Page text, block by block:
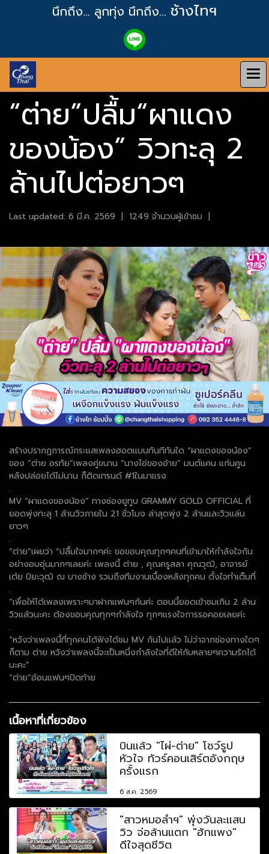
นึกถึง... ลูกทุ่ง นึกถึง... ช้างไทฯ
“ต่าย”ปลื้ม“ผาแดง
ของน้อง” วิวทะลุ 2
ล้านไปต่อยาวๆ
Last updated: 6 มี.ค. 2569 | 1249 จำนวนผู้เข้าชม |
สร้างปรากฏการณ์กระแสเพลงฮอตแบบทันทีทันใด “ผาแดงของน้อง”
ของ “ต่าย อรทัย”เพลงคู่ขนาน “นางไอ่ของอ้าย” มนต์แคน แก่นคูน
หลังปล่อยได้ไม่นาน ก็ติดเทรนด์ #1ในมาแรง
.
MV “ผาแดงของน้อง” ทางช่องยูทูบ GRAMMY GOLD OFFICIAL ที่
ยอดพุ่งทะลุ 1 ล้านวิวภายใน 21 ชั่วโมง ล่าสุดพุ่ง 2 ล้านและวิวแล่น
ยาวๆ
.
“ต่าย”เผยว่า “ปลื้มใจมากๆค่ะ ขอขอบคุณทุกๆคนที่เข้ามาให้กำลังใจกัน
อย่างอบอุ่นมากๆเลยค่ะ เพลงนี้ ต่าย , คุณครูสลา คุณวุฒิ, อาจารย์
เต้ย ปิยะวุฒิ ณ บางช้าง รวมถึงทีมงานเบื้องหลังทุกคน ตั้งใจทำเต็มที่
.
“เพื่อให้ได้เพลงเพราะๆมาฝากแฟนๆกันค่ะ ตอนนี้ยอดเข้าชมเกิน 2 ล้าน
วิวแล้วนะคะ ต้องขอบคุณทุกๆกำลังใจ ทุกๆแรงใจการรอคอยเลยค่ะ
.
“หวังว่าเพลงนี้ที่ทุกคนได้ฟังได้ชม MV กันไปแล้ว ไม่ว่าจากช่องทางใดๆ
ก็ตาม ต่าย หวังว่าเพลงนี้จะเป็นหนึ่งกำลังใจที่ดีให้กับหลายๆความรักได้
นะคะ”
“ต่าย”อ้อนแฟนๆปิดท้าย
เนื้อหาที่เกี่ยวข้อง
บินแล้ว "ไผ่-ต่าย" โชว์รูป
หัวใจ ทัวร์คอนเสิร์ตอังกฤษ
ครั้งแรก
6 ส.ค. 2569
"สาวหมอลำฯ" พุ่งวันละแสน
วิว จ่อล้านแตก "ฮักแพง"
ดีใจสุดชีวิต